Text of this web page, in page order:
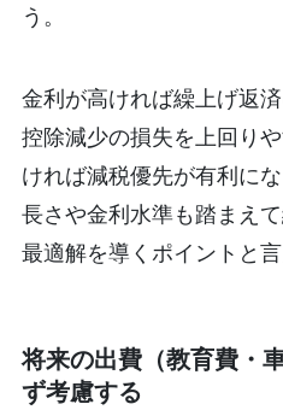
う。
金利が高ければ繰上げ返
控除減少の損失を上回り
ければ減税優先が有利に
長さや金利水準も踏まえ
最適解を導くポイントと言
将来の出費（教育費・
ず考慮する